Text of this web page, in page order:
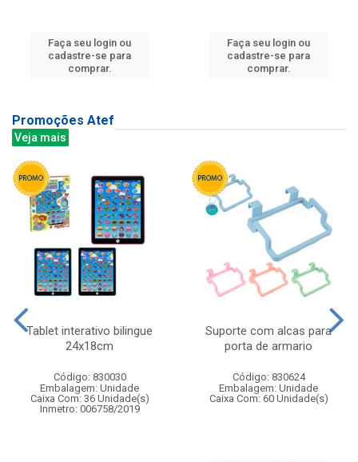
Faça seu login ou
cadastre-se para
comprar.
Faça seu login ou
cadastre-se para
comprar.
Promoções Atef
Veja mais
Tablet interativo bilingue
24x18cm
Código: 830030
Embalagem: Unidade
Caixa Com: 36 Unidade(s)
Inmetro: 006758/2019
Suporte com alcas para
porta de armario
Código: 830624
Embalagem: Unidade
Caixa Com: 60 Unidade(s)